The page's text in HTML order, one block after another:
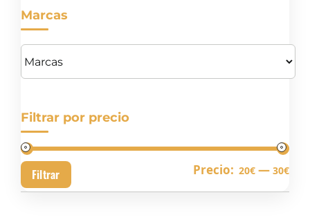
Marcas
Filtrar por precio
Filtrar Precio: 20€ — 30€